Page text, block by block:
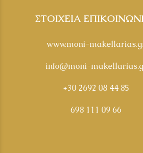
ΣΤΟΙΧΕΙΑ
www.moni-
info@moni-
+30 2692 08 44 85
698 111 09 66